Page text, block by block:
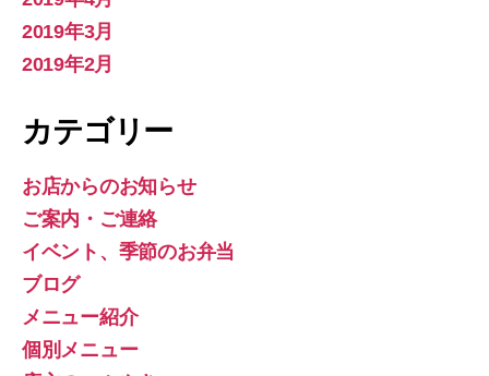
2019年3月
2019年2月
カテゴリー
お店からのお知らせ
ご案内・ご連絡
イベント、季節のお弁当
ブログ
メニュー紹介
個別メニュー